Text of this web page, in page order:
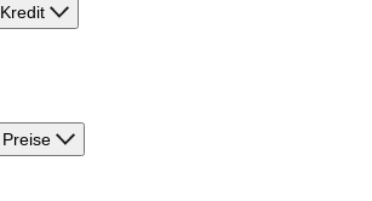
Kredit
Preise